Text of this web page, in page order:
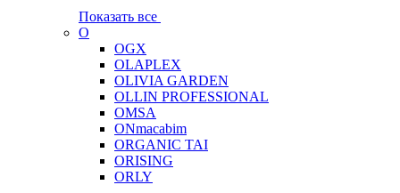
Показать все
O
OGX
OLAPLEX
OLIVIA GARDEN
OLLIN PROFESSIONAL
OMSA
ONmacabim
ORGANIC TAI
ORISING
ORLY